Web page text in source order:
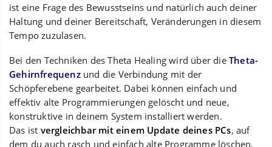
ist eine Frage des Bewusstseins und natürlich auch deiner
Haltung und deiner Bereitschaft, Veränderungen in diesem
Tempo zuzulasen.
Bei den Techniken des Theta Healing wird über die Theta-
Gehirnfrequenzund die Verbindung mit der
Schöpferebene gearbeitet. Dabei können einfach und
effektiv alte Programmierungen gelöscht und neue,
konstruktive in deinem System installiert werden.
Das ist vergleichbar mit einem Update deines PCs, auf
dem du auch rasch und einfach alte Programme löschen,